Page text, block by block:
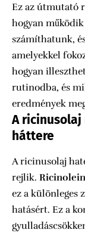
Ez az útmutató
hogyan
számíthatunk,
amelyekkel
hogyan
rutinodba, és
eredmények
A
háttere
A ricinusolaj
rejlik.
ez a különleges
hatásért. Ez a